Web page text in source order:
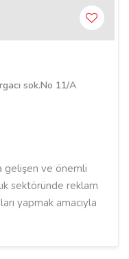
sok.No 11/A
gelişen ve önemli
sektöründe reklam
yapmak amacıyla